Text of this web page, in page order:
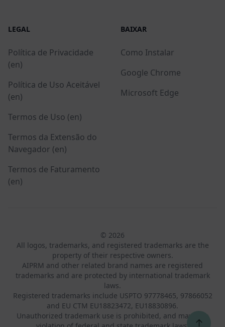
LEGAL
Política de Privacidade
(en)
Política de Uso Aceitável
(en)
Termos de Uso (en)
Termos da Extensão do
Navegador (en)
Termos de Faturamento
(en)
BAIXAR
Como Instalar
Google Chrome
Microsoft Edge
© 2026
All logos, trademarks, and registered trademarks are the
property of their respective owners.
AIPRM and other related brand names are registered
trademarks and are protected by international trademark
laws.
Registered trademarks include USPTO 97778465, 97866052
and EU CTM EU18823472, EU18830896.
Unauthorized trademark use is prohibited, and may be a
↑